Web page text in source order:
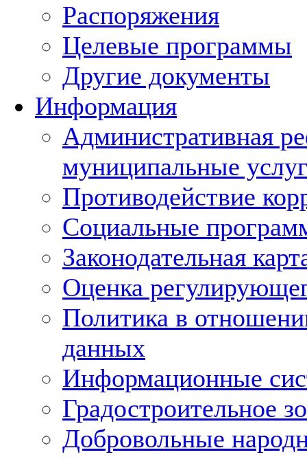
Распоряжения
Целевые программы
Другие документы
Информация
Административная
муниципальные
Противодействие
Социальные
Законодательная
Оценка
Политика в
данных
Информационные
Градостроительное
Добровольные